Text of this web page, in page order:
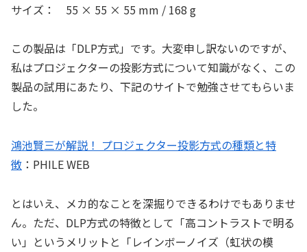
サイズ： 55 × 55 × 55 mm / 168 g
この製品は「DLP方式」です。大変申し訳ないのですが、
私はプロジェクターの投影方式について知識がなく、この
製品の試用にあたり、下記のサイトで勉強させてもらいま
した。
鴻池賢三が解説！ プロジェクター投影方式の種類と特
徴 ：PHILE WEB
とはいえ、メカ的なことを深掘りできるわけでもありませ
ん。ただ、DLP方式の特徴として「高コントラストで明る
い」というメリットと「レインボーノイズ（虹状の模